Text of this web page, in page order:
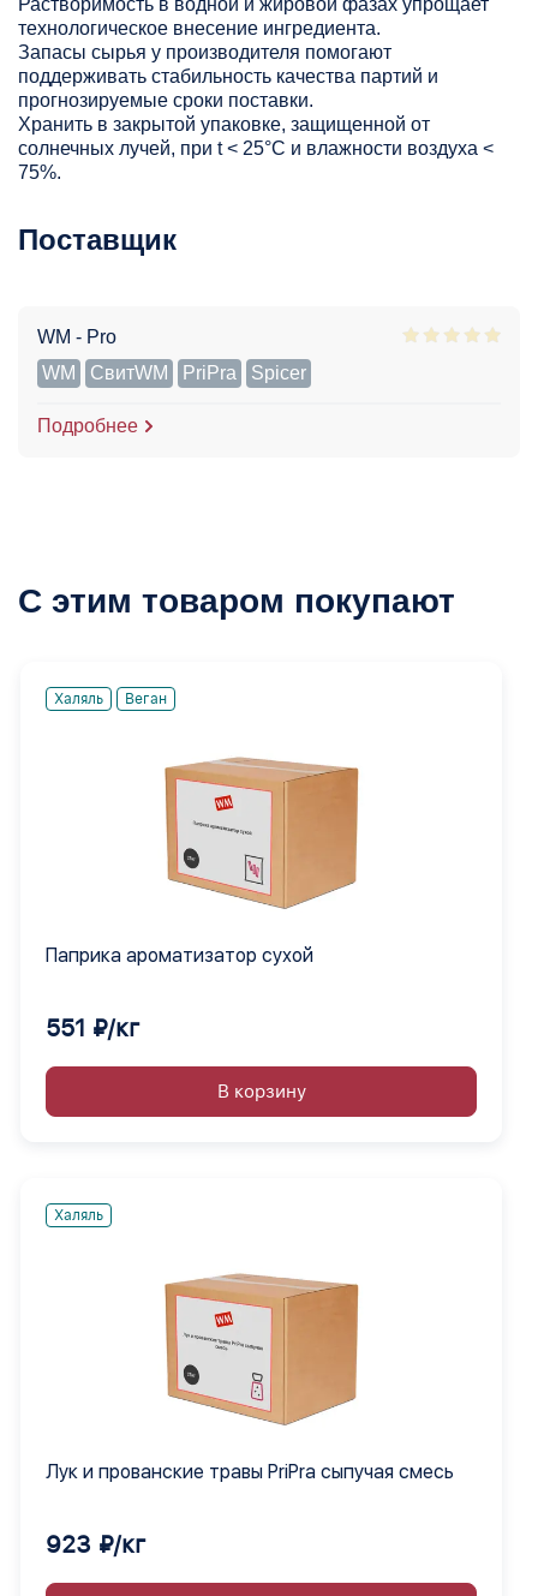
Растворимость в водной и жировой фазах упрощает
технологическое внесение ингредиента.
Запасы сырья у производителя помогают
поддерживать стабильность качества партий и
прогнозируемые сроки поставки.
Хранить в закрытой упаковке, защищенной от
солнечных лучей, при t < 25°С и влажности воздуха <
75%.
Поставщик
WM - Pro
WM
СвитWM PriPra Spicer
Подробнее
С этим товаром покупают
Халяль Веган
Паприка ароматизатор сухой
551 ₽/кг
В корзину
Халяль
Лук и прованские травы PriPra сыпучая смесь
923 ₽/кг